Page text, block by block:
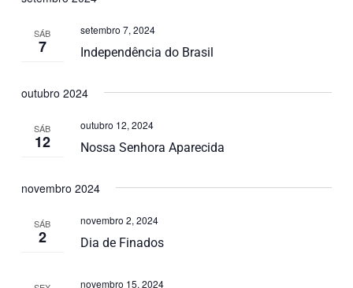
SÁB
7 Independência do Brasil
setembro 7, 2024
outubro 2024
SÁB
12 Nossa Senhora Aparecida
outubro 12, 2024
novembro 2024
SÁB
2 Dia de Finados
novembro 2, 2024
novembro 15, 2024